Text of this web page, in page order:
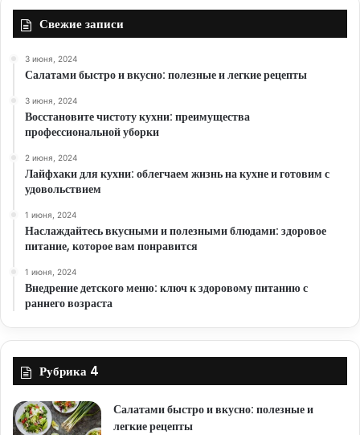
Свежие записи
3 июня, 2024
Салатами быстро и вкусно: полезные и легкие рецепты
3 июня, 2024
Восстановите чистоту кухни: преимущества
профессиональной уборки
2 июня, 2024
Лайфхаки для кухни: облегчаем жизнь на кухне и готовим с
удовольствием
1 июня, 2024
Наслаждайтесь вкусными и полезными блюдами: здоровое
питание, которое вам понравится
1 июня, 2024
Внедрение детского меню: ключ к здоровому питанию с
раннего возраста
Рубрика 4
Салатами быстро и вкусно: полезные и
легкие рецепты